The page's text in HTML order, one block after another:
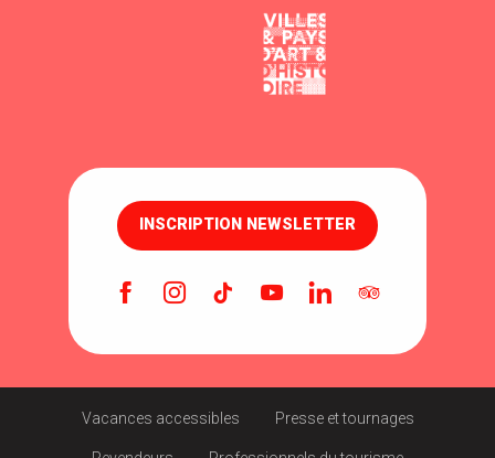
INSCRIPTION NEWSLETTER
Vacances accessibles Presse et tournages